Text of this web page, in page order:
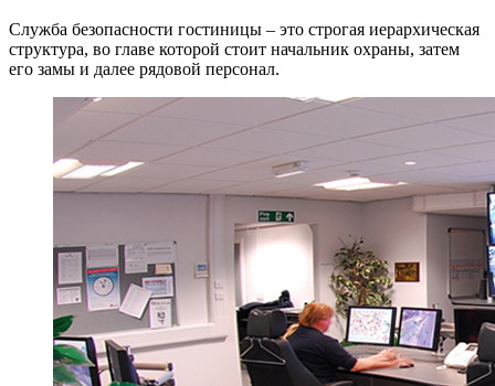
Служба безопасности гостиницы – это строгая иерархическая
структура, во главе которой стоит начальник охраны, затем
его замы и далее рядовой персонал.